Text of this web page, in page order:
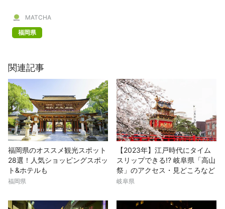
MATCHA
福岡県
関連記事
福岡県のオススメ観光スポット
28選！人気ショッピングスポッ
ト&ホテルも
福岡県
【2023年】江戸時代にタイム
スリップできる!? 岐阜県「高山
祭」のアクセス・見どころなど
岐阜県